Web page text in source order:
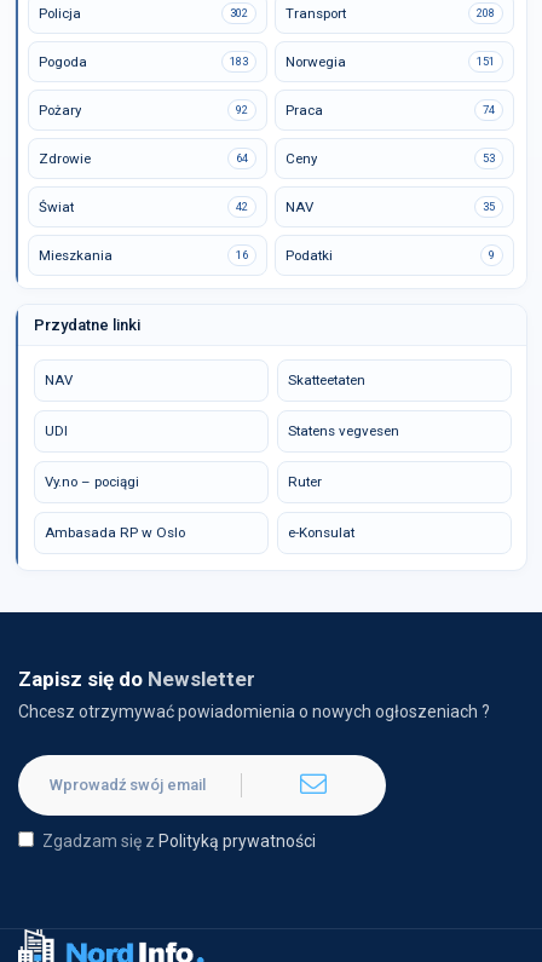
Policja 302 Transport 208
Pogoda 183 Norwegia 151
Pożary 92 Praca 74
Zdrowie 64 Ceny 53
Świat 42 NAV 35
Mieszkania 16 Podatki 9
Przydatne linki
NAV Skatteetaten
UDI Statens vegvesen
Vy.no – pociągi Ruter
Ambasada RP w Oslo e-Konsulat
Zapisz się do Newsletter
Chcesz otrzymywać powiadomienia o nowych ogłoszeniach ?
Zgadzam się z Polityką prywatności